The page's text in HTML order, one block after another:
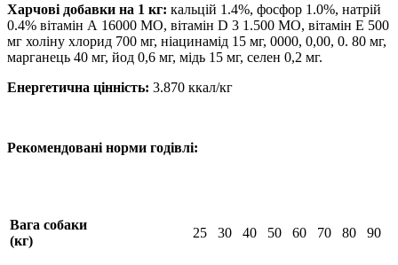
Харчові добавки на 1 кг: кальцій 1.4%, фосфор 1.0%, натрій
0.4% вітамін А 16000 МО, вітамін D 3 1.500 МО, вітамін Е 500
мг холіну хлорид 700 мг, ніацинамід 15 мг, 0000, 0,00, 0. 80 мг,
марганець 40 мг, йод 0,6 мг, мідь 15 мг, селен 0,2 мг.
Енергетична цінність: 3.870 ккал/кг
Рекомендовані норми годівлі:
Вага собаки
(кг)
25 30 40 50 60 70 80 90